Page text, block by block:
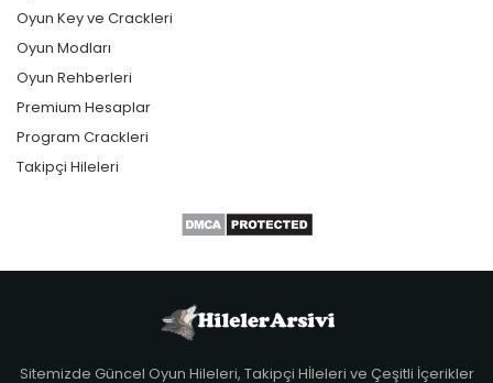
Oyun Key ve Crackleri
Oyun Modları
Oyun Rehberleri
Premium Hesaplar
Program Crackleri
Takipçi Hileleri
Sitemizde Güncel Oyun Hileleri, Takipçi Hİleleri ve Çeşitli İçerikler